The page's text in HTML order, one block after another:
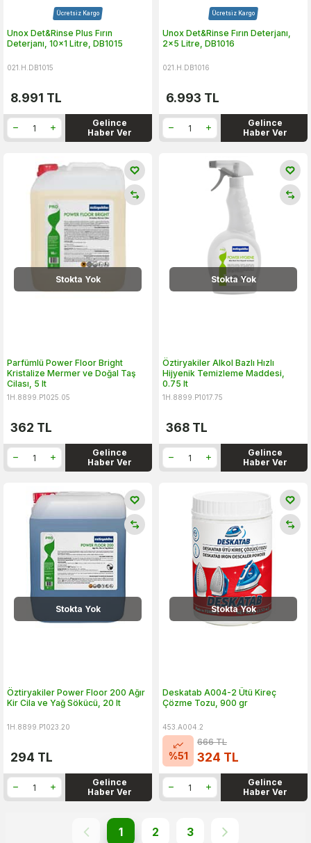
Ücretsiz Kargo
Unox Det&Rinse Plus Fırın
Deterjanı, 10x1 Litre, DB1015
021.H.DB1015
8.991 TL
Gelince
Haber Ver
Ücretsiz Kargo
Unox Det&Rinse Fırın Deterjanı,
2x5 Litre, DB1016
021.H.DB1016
6.993 TL
Gelince
Haber Ver
Stokta Yok
Parfümlü Power Floor Bright
Kristalize Mermer ve Doğal Taş
Cilası, 5 lt
1H.8899.P1025.05
362 TL
Gelince
Haber Ver
Stokta Yok
Öztiryakiler Alkol Bazlı Hızlı
Hijyenik Temizleme Maddesi,
0.75 lt
1H.8899.P1017.75
368 TL
Gelince
Haber Ver
Stokta Yok
Öztiryakiler Power Floor 200 Ağır
Kir Cila ve Yağ Sökücü, 20 lt
1H.8899.P1023.20
294 TL
Gelince
Haber Ver
Stokta Yok
Deskatab A004-2 Ütü Kireç
Çözme Tozu, 900 gr
453.A004.2
%51
666TL
324 TL
Gelince
Haber Ver
1 2 3